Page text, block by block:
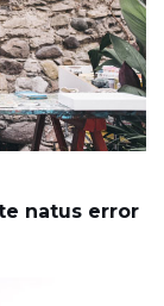
natus error